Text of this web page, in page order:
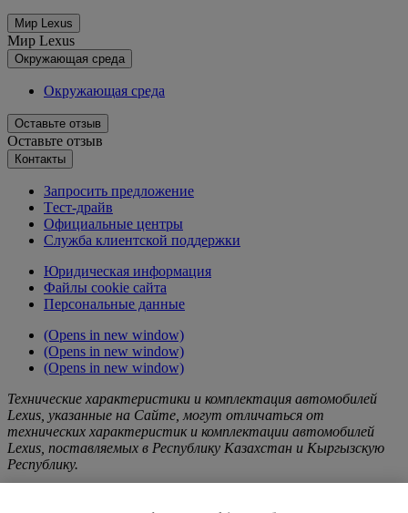
Мир Lexus
Мир Lexus
Окружающая среда
Окружающая среда
Оставьте отзыв
Оставьте отзыв
Контакты
Запросить предложение
Tест-драйв
Официальные центры
Служба клиентской поддержки
Юридическая информация
Файлы cookie сайта
Персональные данные
(Opens in new window)
(Opens in new window)
(Opens in new window)
Технические характеристики и комплектация автомобилей
Lexus, указанные на Сайте, могут отличаться от
технических характеристик и комплектации автомобилей
Lexus, поставляемых в Республику Казахстан и Кыргызскую
Республику.